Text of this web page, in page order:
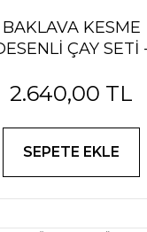
BAKLAVA KESME
ÇAY SETİ
2.640,00 TL
SEPETE EKLE